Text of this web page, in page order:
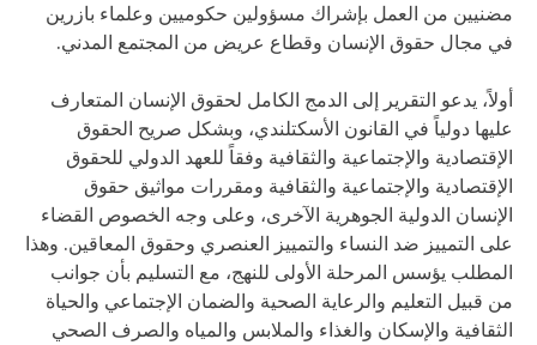
مضنيين من العمل بإشراك مسؤولين حكوميين وعلماء بازرين
في مجال حقوق الإنسان وقطاع عريض من المجتمع المدني.
أولاً، يدعو التقرير إلى الدمج الكامل لحقوق الإنسان المتعارف
عليها دولياً في القانون الأسكتلندي، وبشكل صريح الحقوق
الإقتصادية والإجتماعية والثقافية وفقاً للعهد الدولي للحقوق
الإقتصادية والإجتماعية والثقافية ومقررات مواثيق حقوق
الإنسان الدولية الجوهرية الآخرى، وعلى وجه الخصوص القضاء
على التمييز ضد النساء والتمييز العنصري وحقوق المعاقين. وهذا
المطلب يؤسس المرحلة الأولى للنهج، مع التسليم بأن جوانب
من قبيل التعليم والرعاية الصحية والضمان الإجتماعي والحياة
الثقافية والإسكان والغذاء والملابس والمياه والصرف الصحي